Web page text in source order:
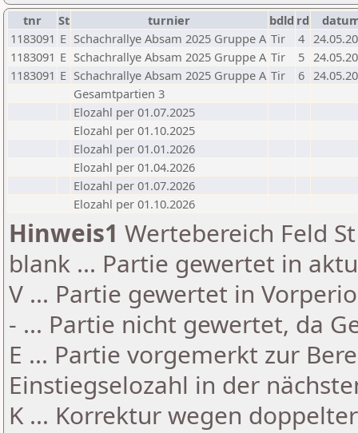
tnr St turnier bdld rd
1183091 E Schachrallye Absam 2025 Gruppe A Tir 4
1183091 E Schachrallye Absam 2025 Gruppe A Tir 5
1183091 E Schachrallye Absam 2025 Gruppe A Tir 6
Gesamtpartien 3
Elozahl per 01.07.2025
Elozahl per 01.10.2025
Elozahl per 01.01.2026
Elozahl per 01.04.2026
Elozahl per 01.07.2026
Elozahl per 01.10.2026
Hinweis1 Wertebereich Feld
blank ... Partie gewertet in
V ... Partie gewertet in
- ... Partie nicht gewertet, da
E ... Partie vorgemerkt zur
Einstiegselozahl in der
K ... Korrektur wegen